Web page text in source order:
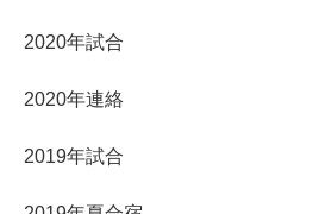
2020年試合
2020年連絡
2019年試合